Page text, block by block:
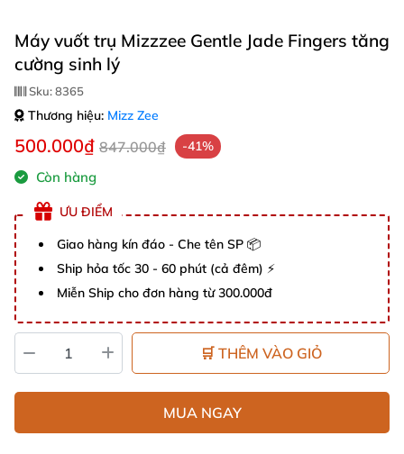
Máy vuốt trụ Mizzzee Gentle Jade Fingers tăng
cường sinh lý
Sku:8365
Thương hiệu: Mizz Zee
500.000₫ 847.000₫ -41%
Còn hàng
ƯU ĐIỂM
Giao hàng kín đáo - Che tên SP 📦
Ship hỏa tốc 30 - 60 phút (cả đêm) ⚡
Miễn Ship cho đơn hàng từ 300.000đ
🛒 THÊM VÀO GIỎ
MUA NGAY